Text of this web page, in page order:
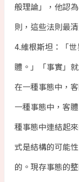
般理論」，他認
則，這些法則最
4.維根斯坦：「
體。」「事實」
在一種事態中，
一種事態中，客
種事態中連結起
式是結構的可能
的。現存事態的